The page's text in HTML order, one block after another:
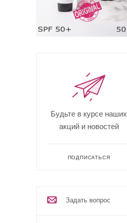
Будьте в курсе наших
акций и новостей
ПОДПИСАТЬСЯ
Задать вопрос